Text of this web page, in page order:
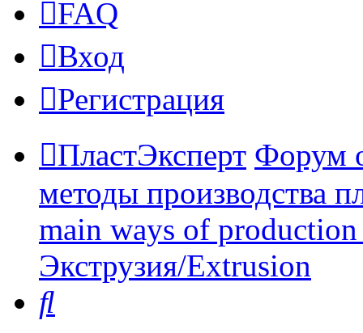
FAQ
Вход
Регистрация
ПластЭксперт Форум
методы производства
main ways of
Экструзия/Extrusion